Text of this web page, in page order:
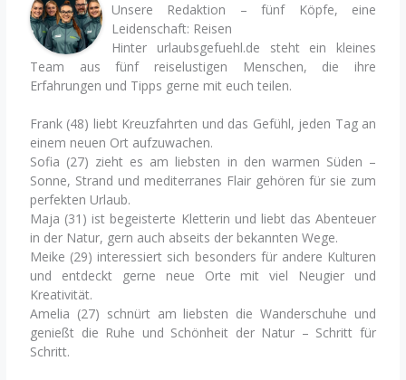
Unsere Redaktion – fünf Köpfe, eine
Leidenschaft: Reisen
Hinter urlaubsgefuehl.de steht ein kleines
Team aus fünf reiselustigen Menschen, die ihre
Erfahrungen und Tipps gerne mit euch teilen.
Frank (48) liebt Kreuzfahrten und das Gefühl, jeden Tag an
einem neuen Ort aufzuwachen.
Sofia (27) zieht es am liebsten in den warmen Süden –
Sonne, Strand und mediterranes Flair gehören für sie zum
perfekten Urlaub.
Maja (31) ist begeisterte Kletterin und liebt das Abenteuer
in der Natur, gern auch abseits der bekannten Wege.
Meike (29) interessiert sich besonders für andere Kulturen
und entdeckt gerne neue Orte mit viel Neugier und
Kreativität.
Amelia (27) schnürt am liebsten die Wanderschuhe und
genießt die Ruhe und Schönheit der Natur – Schritt für
Schritt.